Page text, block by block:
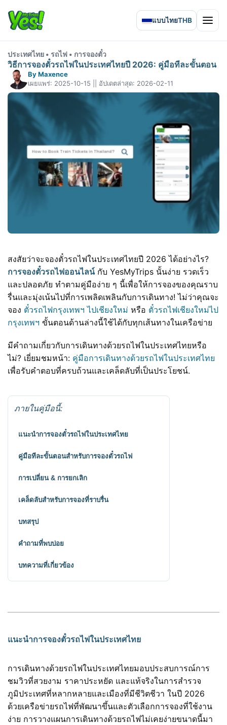
แบบไทยTHB Open
ประเทศไทย • รถไฟ • การจองตั๋ว
วิธีการจองตั๋วรถไฟในประเทศไทยปี 2026: คู่มือทีละขั้นตอน
By Maxence
เผยแพร่: 2025-10-15 || อัปเดตล่าสุด: 2026-02-11
สงสัยว่าจะจองตั๋วรถไฟในประเทศไทยปี 2026 ได้อย่างไร?
การจองตั๋วรถไฟออนไลน์กับ YesMyTrips นั้นง่าย รวดเร็ว
และปลอดภัย ทำตามคู่มือง่าย ๆ นี้เพื่อให้การจองของคุณราบ
รื่นและมุ่งเน้นไปที่การเพลิดเพลินกับการเดินทาง! ไม่ว่าคุณจะ
จอง ตั๋วรถไฟกรุงเทพฯ ไปเชียงใหม่ หรือ ตั๋วรถไฟเชียงใหม่ไป
กรุงเทพฯ ขั้นตอนด้านล่างนี้ใช้ได้กับทุกเส้นทางในเครือข่าย
มีคำถามเกี่ยวกับการเดินทางด้วยรถไฟในประเทศไทยหรือ
ไม่? เยี่ยมชมหน้า: คู่มือการเดินทางด้วยรถไฟในประเทศไทย
เพื่อรับคำตอบที่ครบถ้วนและเคล็ดลับที่เป็นประโยชน์.
ภายในคู่มือนี้:
แนะนำการจองตั๋วรถไฟในประเทศไทย
คู่มือทีละขั้นตอนสำหรับการจองตั๋วรถไฟ
การเปลี่ยน & การยกเลิก
เคล็ดลับสำหรับการจองที่ราบรื่น
บทสรุป
คำถามที่พบบ่อย
บทความที่เกี่ยวข้อง
แนะนำการจองตั๋วรถไฟในประเทศไทย
การเดินทางด้วยรถไฟในประเทศไทยมอบประสบการณ์การ
ชมวิวที่สวยงาม ราคาประหยัด และแท้จริงในการสำรวจ
ภูมิประเทศที่หลากหลายและเมืองที่มีชีวิตชีวา ในปี 2026
ด้วยเครือข่ายรถไฟที่พัฒนาขึ้นและตัวเลือกการจองที่ใช้งาน
ง่าย การวางแผนการเดินทางด้วยรถไฟไม่เคยง่ายขนาดนี้มา